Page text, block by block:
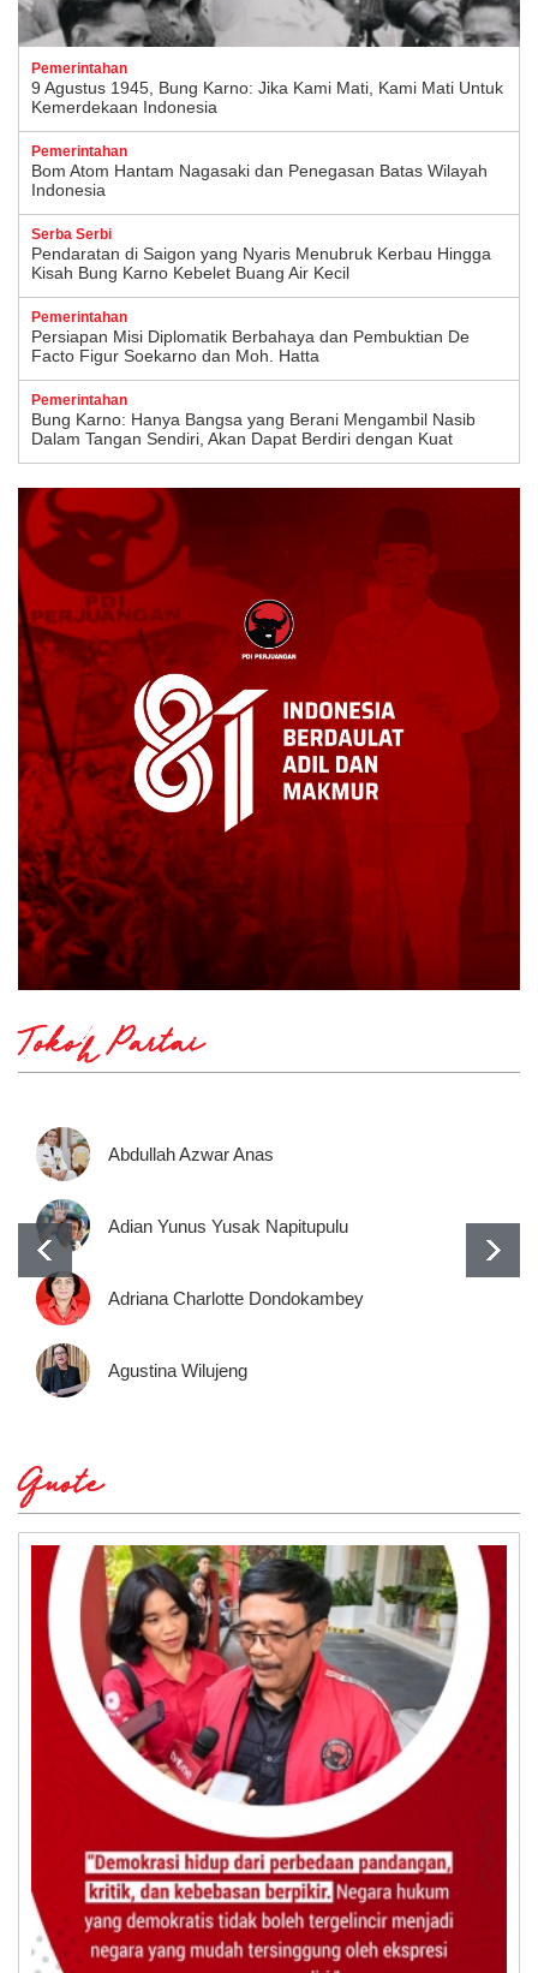
Pemerintahan
9 Agustus 1945, Bung Karno: Jika Kami Mati, Kami Mati Untuk
Kemerdekaan Indonesia
Pemerintahan
Bom Atom Hantam Nagasaki dan Penegasan Batas Wilayah
Indonesia
Serba Serbi
Pendaratan di Saigon yang Nyaris Menubruk Kerbau Hingga
Kisah Bung Karno Kebelet Buang Air Kecil
Pemerintahan
Persiapan Misi Diplomatik Berbahaya dan Pembuktian De
Facto Figur Soekarno dan Moh. Hatta
Pemerintahan
Bung Karno: Hanya Bangsa yang Berani Mengambil Nasib
Dalam Tangan Sendiri, Akan Dapat Berdiri dengan Kuat
Tokoh Partai
Abdullah Azwar Anas
Adian Yunus Yusak Napitupulu
Adriana Charlotte Dondokambey
Agustina Wilujeng
Quote